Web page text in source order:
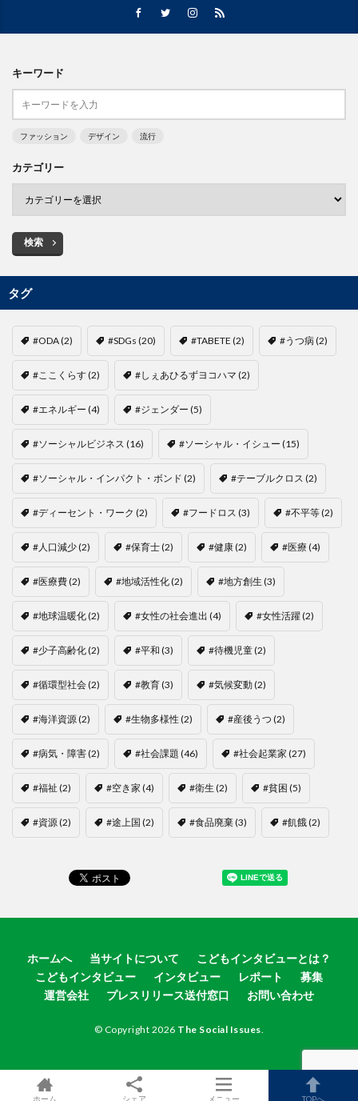
キーワード
ファッション デザイン 流行
カテゴリー
検索
タグ
#ODA(2) #SDGs (20) #TABETE (2) #うつ病(2)
#ここくらす(2) #しぇあひるずヨコハマ (2)
#エネルギー (4) #ジェンダー (5)
#ソーシャルビジネス (16) #ソーシャル・イシュー (15)
#ソーシャル・インパクト・ボンド (2) #テーブルクロス (2)
#ディーセント・ワーク (2) #フードロス (3) #不平等(2)
#人口減少(2) #保育士(2) #健康(2) #医療(4)
#医療費(2) #地域活性化(2) #地方創生 (3)
#地球温暖化(2) #女性の社会進出 (4) #女性活躍(2)
#少子高齢化(2) #平和 (3) #待機児童(2)
#循環型社会(2) #教育(3) #気候変動(2)
#海洋資源(2) #生物多様性(2) #産後うつ (2)
#病気・障害(2) #社会課題 (46) #社会起業家 (27)
#福祉 (2) #空き家 (4) #衛生 (2) #貧困 (5)
#資源(2) #途上国 (2) #食品廃棄(3) #飢餓(2)
ホームへ 当サイトについて
こどもインタビューとは？
こどもインタビュー
インタビュー レポート
募集
運営会社
プレスリリース送付窓口 お問い合わせ
© Copyright 2026 The Social Issues.
ホーム シェア メニュー TOPへ